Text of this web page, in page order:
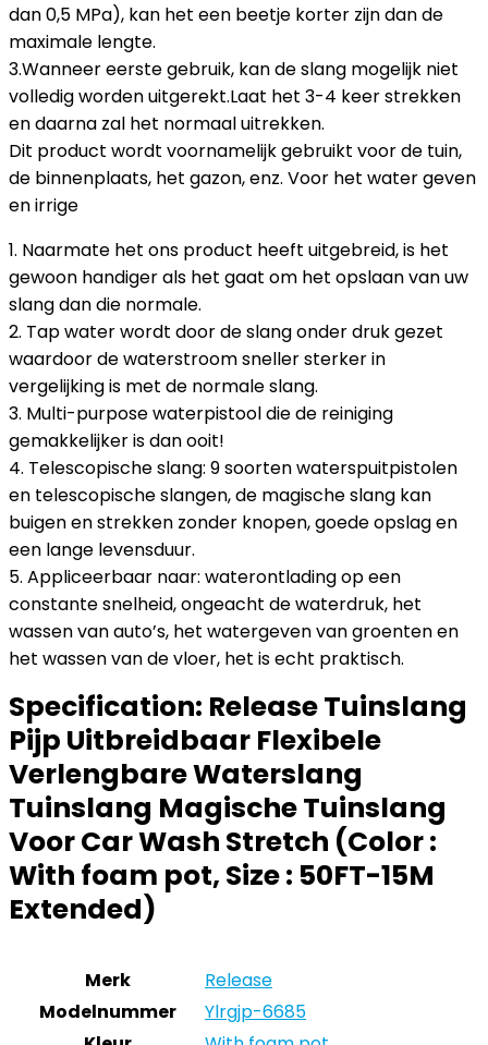
dan 0,5 MPa), kan het een beetje korter zijn dan de
maximale lengte.
3.Wanneer eerste gebruik, kan de slang mogelijk niet
volledig worden uitgerekt.Laat het 3-4 keer strekken
en daarna zal het normaal uitrekken.
Dit product wordt voornamelijk gebruikt voor de tuin,
de binnenplaats, het gazon, enz. Voor het water geven
en irrige
1. Naarmate het ons product heeft uitgebreid, is het
gewoon handiger als het gaat om het opslaan van uw
slang dan die normale.
2. Tap water wordt door de slang onder druk gezet
waardoor de waterstroom sneller sterker in
vergelijking is met de normale slang.
3. Multi-purpose waterpistool die de reiniging
gemakkelijker is dan ooit!
4. Telescopische slang: 9 soorten waterspuitpistolen
en telescopische slangen, de magische slang kan
buigen en strekken zonder knopen, goede opslag en
een lange levensduur.
5. Appliceerbaar naar: waterontlading op een
constante snelheid, ongeacht de waterdruk, het
wassen van auto’s, het watergeven van groenten en
het wassen van de vloer, het is echt praktisch.
Specification: Release Tuinslang
Pijp Uitbreidbaar Flexibele
Verlengbare Waterslang
Tuinslang Magische Tuinslang
Voor Car Wash Stretch (Color :
With foam pot, Size : 50FT-15M
Extended)
Merk
‎Release
Modelnummer
‎Ylrgjp-6685